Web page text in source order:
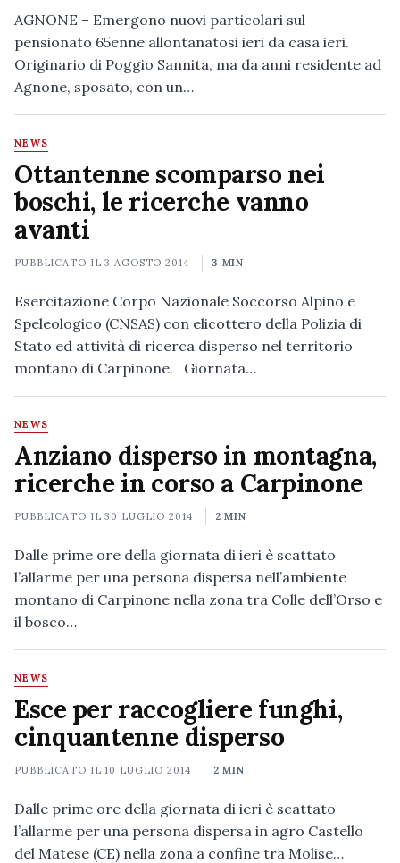
AGNONE – Emergono nuovi particolari sul
pensionato 65enne allontanatosi ieri da casa ieri.
Originario di Poggio Sannita, ma da anni residente ad
Agnone, sposato, con un…
NEWS
Ottantenne scomparso nei
boschi, le ricerche vanno
avanti
PUBBLICATO IL3 AGOSTO 2014 3 MIN
Esercitazione Corpo Nazionale Soccorso Alpino e
Speleologico (CNSAS) con elicottero della Polizia di
Stato ed attività di ricerca disperso nel territorio
montano di Carpinone. Giornata…
NEWS
Anziano disperso in montagna,
ricerche in corso a Carpinone
PUBBLICATO IL30 LUGLIO 2014 2 MIN
Dalle prime ore della giornata di ieri è scattato
l’allarme per una persona dispersa nell’ambiente
montano di Carpinone nella zona tra Colle dell’Orso e
il bosco…
NEWS
Esce per raccogliere funghi,
cinquantenne disperso
PUBBLICATO IL10 LUGLIO 2014 2 MIN
Dalle prime ore della giornata di ieri è scattato
l’allarme per una persona dispersa in agro Castello
del Matese (CE) nella zona a confine tra Molise…